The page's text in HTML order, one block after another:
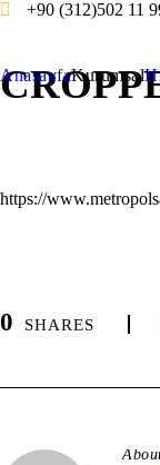
+90 (312)502 11
AnasayfaKurumsal
https://
0 SHARES